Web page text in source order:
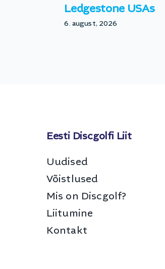
Ledgestone USAs
6. august, 2026
Eesti Discgolfi Liit
Uudised
Võistlused
Mis on Discgolf?
Liitumine
Kontakt